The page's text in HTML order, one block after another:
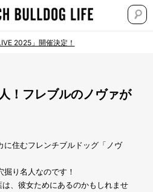
2025」開催決定！
！フレブルのノヴァが
に住むフレンチブルドッグ「ノヴ
り名人なのです！
、彼女ためにあるのかもしれませ